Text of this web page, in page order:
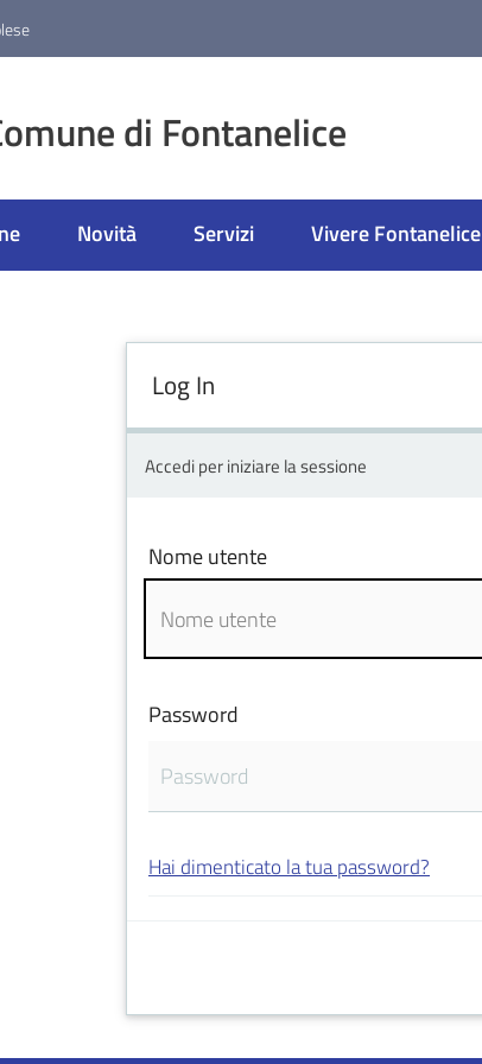
di Fontanelice
Novità Servizi Vivere Fontanelice
Log In
Accedi per iniziare la sessione
Nome utente
Password
Hai dimenticato la tua password?